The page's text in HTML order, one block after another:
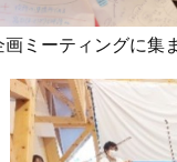
画ミーティングに集